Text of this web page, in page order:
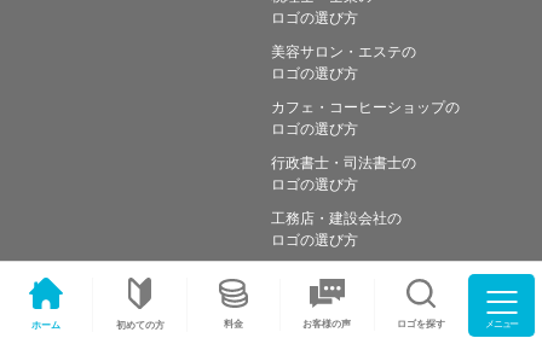
ホーム 初めての方 料金 お客様の声 ロゴを探す メニュー
ロゴの選び方
美容サロン・エステの
ロゴの選び方
カフェ・コーヒーショップの
ロゴの選び方
行政書士・司法書士の
ロゴの選び方
工務店・建設会社の
ロゴの選び方
Copyright © Simple works Inc. All Rights Reserved.